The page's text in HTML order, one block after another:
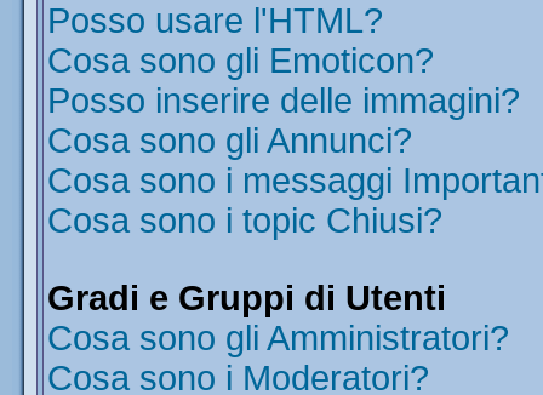
Posso usare l'HTML?
Cosa sono gli Emoticon?
Posso inserire delle immagini?
Cosa sono gli Annunci?
Cosa sono i messaggi
Cosa sono i topic Chiusi?
Gradi e Gruppi di Utenti
Cosa sono gli Amministratori?
Cosa sono i Moderatori?